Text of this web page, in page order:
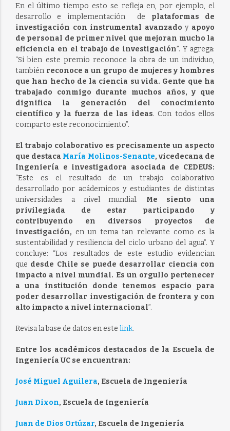
En el último tiempo esto se refleja en, por ejemplo, el
desarrollo e implementación de plataformas de
investigación con instrumental avanzado y apoyo
de personal de primer nivel que mejoran mucho la
eficiencia en el trabajo de investigación”. Y agrega:
“Si bien este premio reconoce la obra de un individuo,
también reconoce a un grupo de mujeres y hombres
que han hecho de la ciencia su vida. Gente que ha
trabajado conmigo durante muchos años, y que
dignifica la generación del conocimiento
científico y la fuerza de las ideas. Con todos ellos
comparto este reconocimiento”.
El trabajo colaborativo es precisamente un aspecto
que destaca María Molinos-Senante, vicedecana de
Ingeniería e investigadora asociada de CEDEUS:
“Este es el resultado de un trabajo colaborativo
desarrollado por acádemicos y estudiantes de distintas
universidades a nivel mundial. Me siento una
privilegiada de estar participando y
contribuyendo en diversos proyectos de
investigación, en un tema tan relevante como es la
sustentabilidad y resiliencia del ciclo urbano del agua”. Y
concluye: “Los resultados de este estudio evidencian
que desde Chile se puede desarrollar ciencia con
impacto a nivel mundial. Es un orgullo pertenecer
a una institución donde tenemos espacio para
poder desarrollar investigación de frontera y con
alto impacto a nivel internacional”.
Revisa la base de datos en este link.
Entre los académicos destacados de la Escuela de
Ingeniería UC se encuentran:
José Miguel Aguilera, Escuela de Ingeniería
Juan Dixon, Escuela de Ingeniería
Juan de Dios Ortúzar, Escuela de Ingeniería